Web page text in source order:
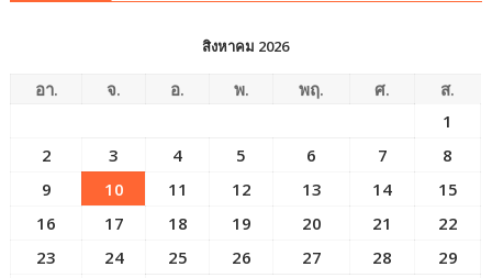
สิงหาคม 2026
อา. จ. อ. พ. พฤ. ศ.
ส.
1
2
3 4 5 6 7
8
9
10 11 12 13 14
15
16
17 18 19 20 21
22
23
24 25 26 27 28
29